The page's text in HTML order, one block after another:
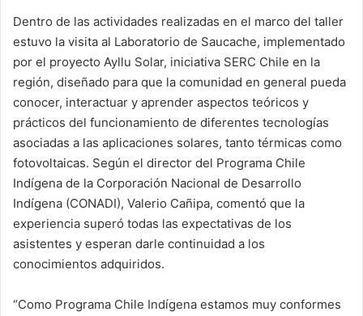
Dentro de las actividades realizadas en el marco del taller
estuvo la visita al Laboratorio de Saucache, implementado
por el proyecto Ayllu Solar, iniciativa SERC Chile en la
región, diseñado para que la comunidad en general pueda
conocer, interactuar y aprender aspectos teóricos y
prácticos del funcionamiento de diferentes tecnologías
asociadas a las aplicaciones solares, tanto térmicas como
fotovoltaicas. Según el director del Programa Chile
Indígena de la Corporación Nacional de Desarrollo
Indígena (CONADI), Valerio Cañipa, comentó que la
experiencia superó todas las expectativas de los
asistentes y esperan darle continuidad a los
conocimientos adquiridos.
“Como Programa Chile Indígena estamos muy conformes